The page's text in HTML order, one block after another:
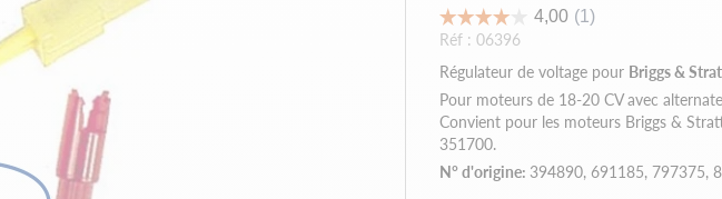
Réf : 06396
Régulateur de voltage pour Briggs &
Pour moteurs de 18-20 CV avec
Convient pour les moteurs Briggs &
351700.
N° d'origine: 394890, 691185, 797375,